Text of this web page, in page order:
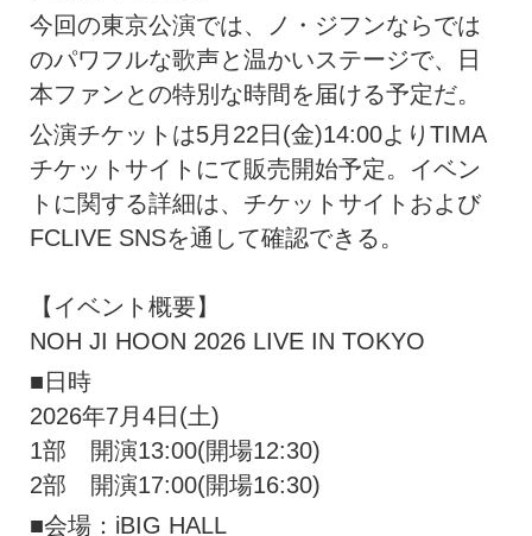
今回の東京公演では、ノ・ ジフンならでは
のパワフルな歌声と温かいステージで、
日
本ファンとの特別な時間を届ける予定だ。
公演チケットは5月22日(金)14:00よりTIMA
チケットサイトにて販売開始予定。 イベン
トに関する詳細は、チケットサイトおよび
FCLIVE SNSを通して確認できる。
【イベント概要】
NOH JI HOON 2026 LIVE IN TOKYO
■日時
2026年7月4日(土)
1部 開演13:00(開場12:30)
2部 開演17:00(開場16:30)
■会場：iBIG HALL